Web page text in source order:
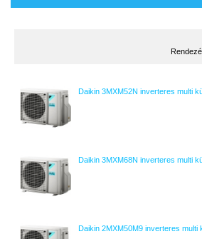
Daikin 3MXM52N inverteres multi
Daikin 3MXM68N inverteres multi
Daikin 2MXM50M9 inverteres multi